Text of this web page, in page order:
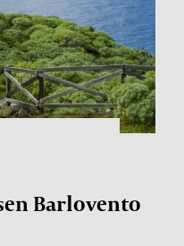
Barlovento